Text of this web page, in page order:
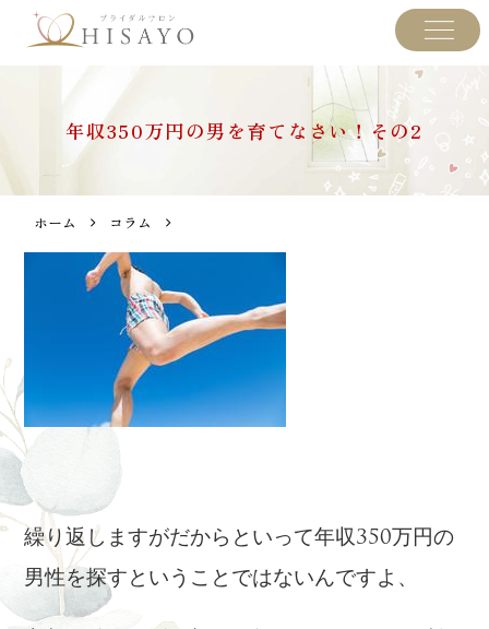
年収350万円の男を育てなさい！その2
ホーム コラム
繰り返しますがだからといって年収350万円の
男性を探すということではないんですよ、